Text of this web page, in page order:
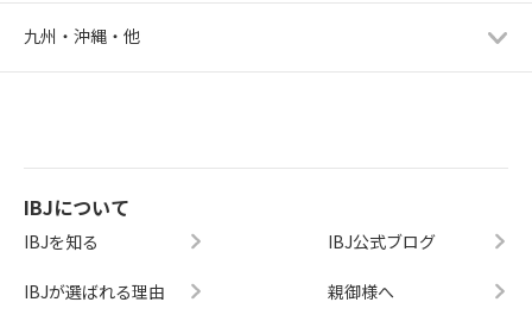
九州・沖縄・他
IBJについて
IBJを知る
IBJが選ばれる理由
IBJ公式ブログ
親御様へ